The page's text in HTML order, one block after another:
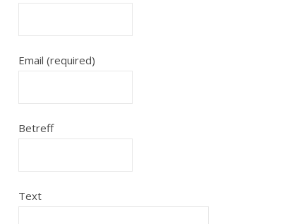
Email (required)
Betreff
Text